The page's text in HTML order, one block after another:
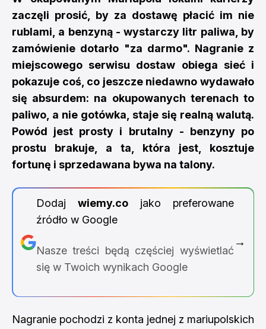
zaczęli prosić, by za dostawę płacić im nie
rublami, a benzyną - wystarczy litr paliwa, by
zamówienie dotarło "za darmo". Nagranie z
miejscowego serwisu dostaw obiega sieć i
pokazuje coś, co jeszcze niedawno wydawało
się absurdem: na okupowanych terenach to
paliwo, a nie gotówka, staje się realną walutą.
Powód jest prosty i brutalny - benzyny po
prostu brakuje, a ta, która jest, kosztuje
fortunę i sprzedawana bywa na talony.
Dodaj wiemy.cojako preferowane
źródło w Google
Nasze treści będą częściej wyświetlać
się w Twoich wynikach Google
→
Nagranie pochodzi z konta jednej z mariupolskich